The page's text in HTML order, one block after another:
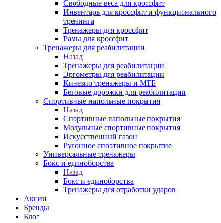
Свободные веса для кроссфит
Инвентарь для кроссфит и функционального
тренинга
Тренажеры для кроссфит
Рамы для кроссфит
Тренажеры для реабилитации
Назад
Тренажеры для реабилитации
Эргометры для реабилитации
Кинезио тренажеры и МТБ
Беговые дорожки для реабилитации
Спортивные напольные покрытия
Назад
Спортивные напольные покрытия
Модульные спортивные покрытия
Искусственный газон
Рулонное спортивное покрытие
Универсальные тренажеры
Бокс и единоборства
Назад
Бокс и единоборства
Тренажеры для отработки ударов
Акции
Бренды
Блог